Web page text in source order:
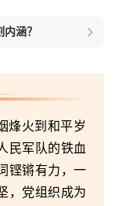
涵？
烽火到和平岁
民军队的铁血
铿锵有力，一
，党组织成为